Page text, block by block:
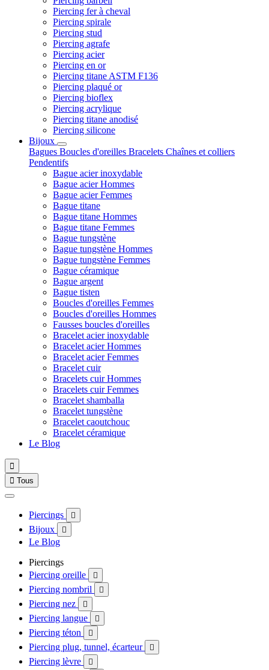
Piercing fer à cheval
Piercing spirale
Piercing stud
Piercing agrafe
Piercing acier
Piercing en or
Piercing titane ASTM F136
Piercing plaqué or
Piercing bioflex
Piercing acrylique
Piercing titane anodisé
Piercing silicone
Bijoux
Bagues Boucles d'oreilles Bracelets Chaînes et colliers
Pendentifs
Bague acier inoxydable
Bague acier Hommes
Bague acier Femmes
Bague titane
Bague titane Hommes
Bague titane Femmes
Bague tungstène
Bague tungstène Hommes
Bague tungstène Femmes
Bague céramique
Bague argent
Bague tisten
Boucles d'oreilles Femmes
Boucles d'oreilles Hommes
Fausses boucles d'oreilles
Bracelet acier inoxydable
Bracelet acier Hommes
Bracelet acier Femmes
Bracelet cuir
Bracelets cuir Hommes
Bracelets cuir Femmes
Bracelet shamballa
Bracelet tungstène
Bracelet caoutchouc
Bracelet céramique
Le Blog

 Tous
Piercings 
Bijoux 
Le Blog
Piercings
Piercing oreille

Piercing nombril 
Piercing nez 
Piercing langue 
Piercing téton 
Piercing plug, tunnel, écarteur 
Piercing lèvre 